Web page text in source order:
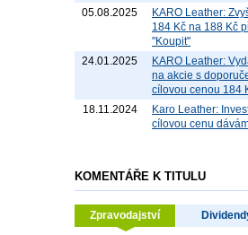
05.08.2025
KARO Leather:
184 Kč na 188 Kč
"Koupit"
24.01.2025
KARO Leather:
na akcie s
cílovou cenou 184
18.11.2024
Karo Leather:
cílovou cenu
KOMENTÁŘE K TITULU
Zpravodajství